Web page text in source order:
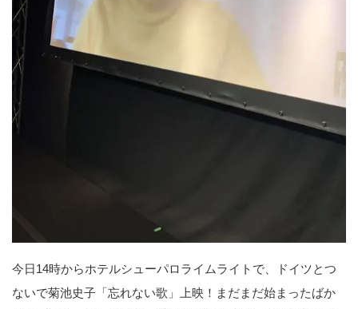
今日14時からホテルシューパロライムライトで、ドイツとつ
ないで菊池史子「忘れない歌」上映！まだまだ始まったばか